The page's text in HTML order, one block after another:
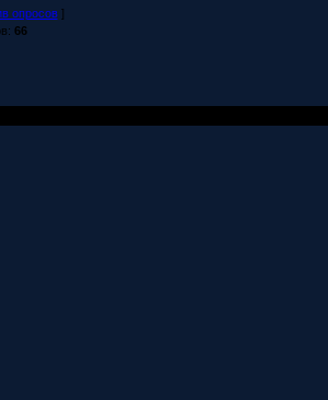
опросов]
66